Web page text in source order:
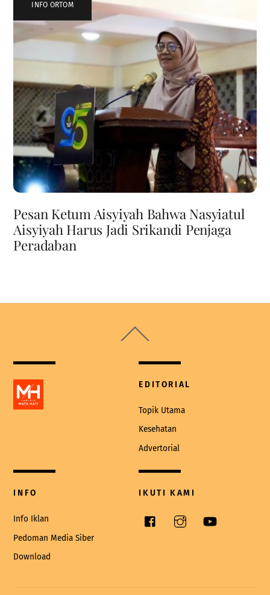
INFO ORTOM
Pesan Ketum Aisyiyah Bahwa Nasyiatul
Aisyiyah Harus Jadi Srikandi Penjaga
Peradaban
To
EDITORIAL
Topik Utama
Kesehatan
Advertorial
INFO
Info Iklan
Pedoman Media Siber
Download
IKUTI KAMI
Facebook